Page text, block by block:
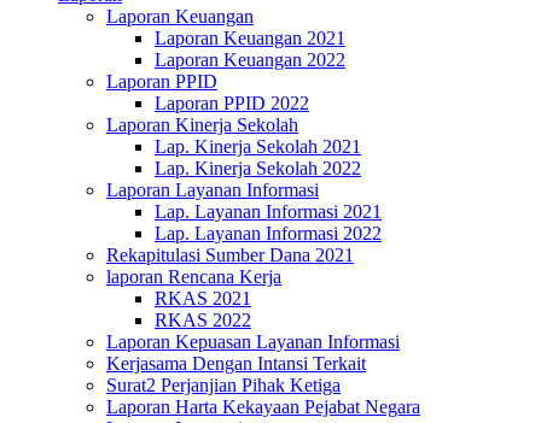
Laporan Keuangan
Laporan Keuangan 2021
Laporan Keuangan 2022
Laporan PPID
Laporan PPID 2022
Laporan Kinerja Sekolah
Lap. Kinerja Sekolah 2021
Lap. Kinerja Sekolah 2022
Laporan Layanan Informasi
Lap. Layanan Informasi 2021
Lap. Layanan Informasi 2022
Rekapitulasi Sumber Dana 2021
laporan Rencana Kerja
RKAS 2021
RKAS 2022
Laporan Kepuasan Layanan Informasi
Kerjasama Dengan Intansi Terkait
Surat2 Perjanjian Pihak Ketiga
Laporan Harta Kekayaan Pejabat Negara